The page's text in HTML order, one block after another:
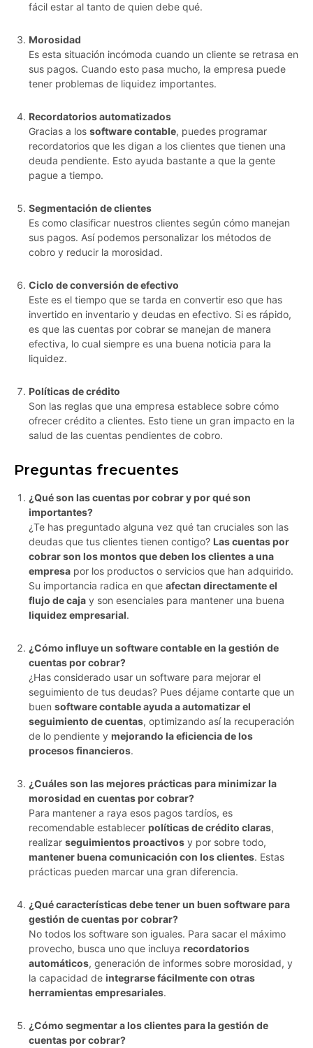
fácil estar al tanto de quien debe qué.
Morosidad
Es esta situación incómoda cuando un cliente se retrasa en
sus pagos. Cuando esto pasa mucho, la empresa puede
tener problemas de liquidez importantes.
Recordatorios automatizados
Gracias a los software contable, puedes programar
recordatorios que les digan a los clientes que tienen una
deuda pendiente. Esto ayuda bastante a que la gente
pague a tiempo.
Segmentación de clientes
Es como clasificar nuestros clientes según cómo manejan
sus pagos. Así podemos personalizar los métodos de
cobro y reducir la morosidad.
Ciclo de conversión de efectivo
Este es el tiempo que se tarda en convertir eso que has
invertido en inventario y deudas en efectivo. Si es rápido,
es que las cuentas por cobrar se manejan de manera
efectiva, lo cual siempre es una buena noticia para la
liquidez.
Políticas de crédito
Son las reglas que una empresa establece sobre cómo
ofrecer crédito a clientes. Esto tiene un gran impacto en la
salud de las cuentas pendientes de cobro.
Preguntas frecuentes
¿Qué son las cuentas por cobrar y por qué son
importantes?
¿Te has preguntado alguna vez qué tan cruciales son las
deudas que tus clientes tienen contigo? Las cuentas por
cobrar son los montos que deben los clientes a una
empresa por los productos o servicios que han adquirido.
Su importancia radica en que afectan directamente el
flujo de caja y son esenciales para mantener una buena
liquidez empresarial.
¿Cómo influye un software contable en la gestión de
cuentas por cobrar?
¿Has considerado usar un software para mejorar el
seguimiento de tus deudas? Pues déjame contarte que un
buen software contable ayuda a automatizar el
seguimiento de cuentas, optimizando así la recuperación
de lo pendiente y mejorando la eficiencia de los
procesos financieros.
¿Cuáles son las mejores prácticas para minimizar la
morosidad en cuentas por cobrar?
Para mantener a raya esos pagos tardíos, es
recomendable establecer políticas de crédito claras,
realizar seguimientos proactivos y por sobre todo,
mantener buena comunicación con los clientes. Estas
prácticas pueden marcar una gran diferencia.
¿Qué características debe tener un buen software para
gestión de cuentas por cobrar?
No todos los software son iguales. Para sacar el máximo
provecho, busca uno que incluya recordatorios
automáticos, generación de informes sobre morosidad, y
la capacidad de integrarse fácilmente con otras
herramientas empresariales.
¿Cómo segmentar a los clientes para la gestión de
cuentas por cobrar?